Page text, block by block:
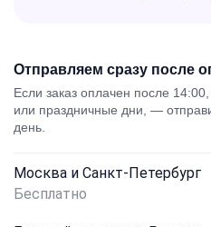
Отправляем сразу после
Если заказ оплачен после
или праздничные дни, —
день.
Москва и Санкт-Петербург
Бесплатно